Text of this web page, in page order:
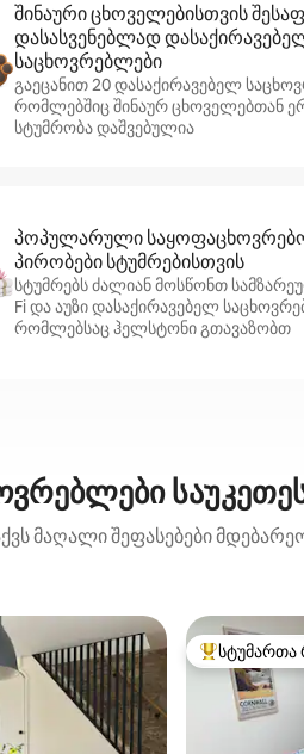
შინაური ცხოველებისთვის
დასასვენებლად
საცხოვრებლები
გაეცანით 20 დასაქირავებელ
რომლებშიც შინაურ ცხოველებთან
სტუმრობა დაშვებულია
პოპულარული
პირობები სტუმრებისთვის
სტუმრებს ძალიან მოსწონთ
Fi და აუზი დასაქირავებელ
რომლებსაც ჰელსტონი გთავაზობთ
მაღალი შეფასებები
სტუმართა
სტუმართა